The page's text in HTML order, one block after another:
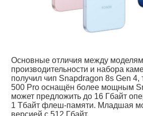
Основные отличия между
производительности и набора
получил чип Snapdragon 8s Gen 4,
500 Pro оснащён более мощным
может предложить до 16 Гбайт
1 Тбайт флеш-памяти. Младшая
версией с 512 Гбайт.